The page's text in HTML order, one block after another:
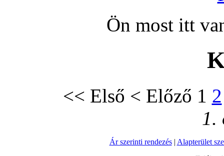
Ön most itt
<< Első < Előző 1 2
1.
Ár szerinti rendezés| Alapterület